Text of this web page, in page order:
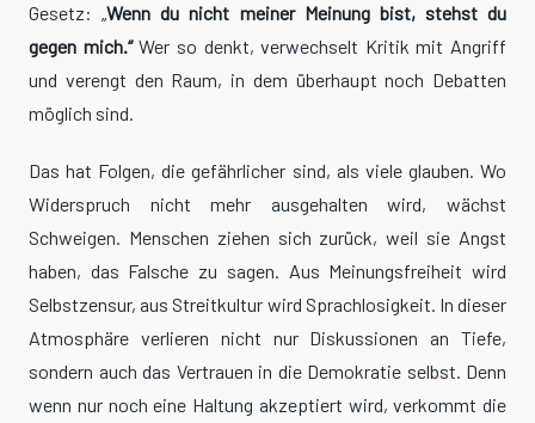
Gesetz: „Wenn du nicht meiner Meinung bist, stehst du
gegen mich.“Wer so denkt, verwechselt Kritik mit Angriff
und verengt den Raum, in dem überhaupt noch Debatten
möglich sind.
Das hat Folgen, die gefährlicher sind, als viele glauben. Wo
Widerspruch nicht mehr ausgehalten wird, wächst
Schweigen. Menschen ziehen sich zurück, weil sie Angst
haben, das Falsche zu sagen. Aus Meinungsfreiheit wird
Selbstzensur, aus Streitkultur wird Sprachlosigkeit. In dieser
Atmosphäre verlieren nicht nur Diskussionen an Tiefe,
sondern auch das Vertrauen in die Demokratie selbst. Denn
wenn nur noch eine Haltung akzeptiert wird, verkommt die